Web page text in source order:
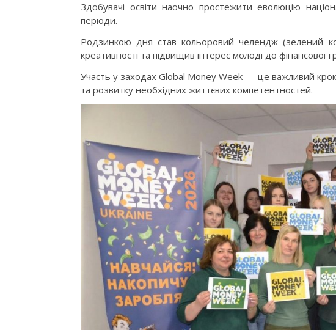
Здобувачі освіти наочно простежити еволюцію
періоди.
Родзинкою дня став кольоровий челендж (зелений
креативності та підвищив інтерес молоді до фінансової
Участь у заходах Global Money Week — це важливий
та розвитку необхідних життєвих компетентностей.